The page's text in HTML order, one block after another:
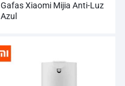
Gafas Xiaomi Mijia Anti-Luz
Azul